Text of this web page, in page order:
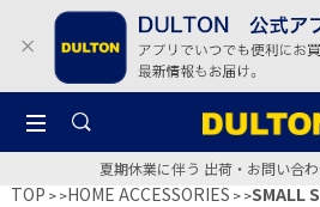
夏期休業に伴う 出荷・お問い合
TOP >HOME ACCESSORIES >SMALL